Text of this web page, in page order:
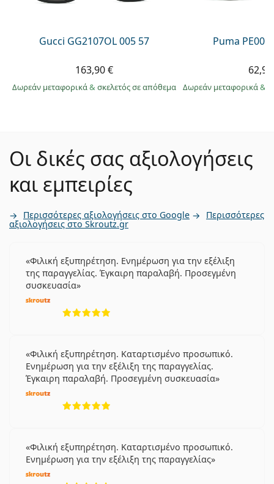
Gucci GG2107OL 005 57
163,90 €
Δωρεάν μεταφορικά& σκελετός σε απόθεμα
Puma
Δωρεάν μεταφορικά&
Οι δικές σας αξιολογήσεις
και εμπειρίες
Περισσότερες αξιολογήσεις στο Google Περισσότερες
αξιολογήσεις στο Skroutz.gr
Φιλική εξυπηρέτηση. Ενημέρωση για την εξέλιξη
της παραγγελίας. Έγκαιρη παραλαβή. Προσεγμένη
συσκευασία
Φιλική εξυπηρέτηση. Καταρτισμένο προσωπικό.
Ενημέρωση για την εξέλιξη της παραγγελίας.
Έγκαιρη παραλαβή. Προσεγμένη συσκευασία
Φιλική εξυπηρέτηση. Καταρτισμένο προσωπικό.
Ενημέρωση για την εξέλιξη της παραγγελίας